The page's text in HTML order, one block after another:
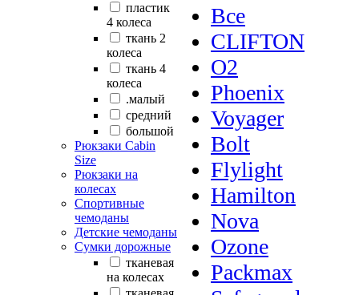
пластик
4 колеса
ткань 2
колеса
ткань 4
колеса
.малый
cредний
большой
Рюкзаки Сabin
Size
Рюкзаки на
колесах
Спортивные
чемоданы
Детские чемоданы
Сумки дорожные
тканевая
на колесах
Все
CLIFTON
O2
Phoenix
Voyager
Bolt
Flylight
Hamilton
Nova
Ozone
Packmax